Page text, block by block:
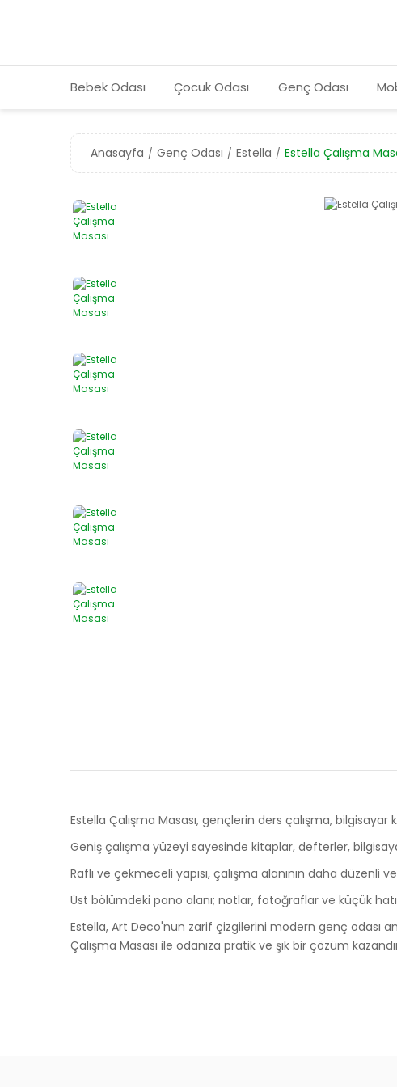
Bebek Odası Çocuk Odası Genç Odası
Anasayfa Genç Odası Estella Estella Çalışma
Estella Çalışma Masası, gençlerin ders çalışma,
Geniş çalışma yüzeyi sayesinde kitaplar, defterler,
Raflı ve çekmeceli yapısı, çalışma alanının daha düzenli
Üst bölümdeki pano alanı; notlar, fotoğraflar ve küçük
Estella, Art Deco'nun zarif çizgilerini modern genç odası
Çalışma Masası ile odanıza pratik ve şık bir çözüm